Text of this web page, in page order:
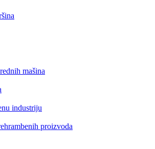
mašina
industriju
proizvoda